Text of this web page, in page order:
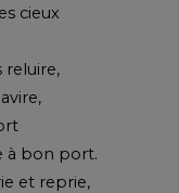
cieux
reluire,
à bon port.
et reprie,